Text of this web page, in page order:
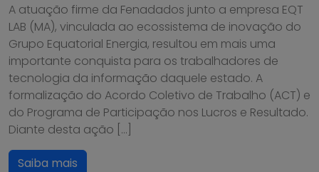
A atuação firme da Fenadados junto a empresa EQT
LAB (MA), vinculada ao ecossistema de inovação do
Grupo Equatorial Energia, resultou em mais uma
importante conquista para os trabalhadores de
tecnologia da informação daquele estado. A
formalização do Acordo Coletivo de Trabalho (ACT) e
do Programa de Participação nos Lucros e Resultado.
Diante desta ação […]
Saiba mais